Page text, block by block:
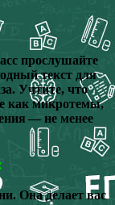
прослушайте
текст для
Учтите, что
как микротемы,
— не менее
Она делает вас